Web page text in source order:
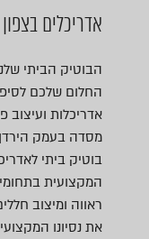
אדריכלים בצפון
הבוטיק הביתי
החלום שלכם
אדריכלות
מסדה בעמק
בוטיק ביתי
המקצועית
ראווה ומיצוב
את נסיונו